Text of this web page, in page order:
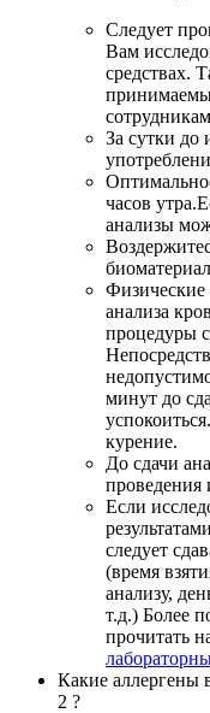
Следует
Вам
средствах.
За сутки до
часов
анализы
Физические
анализа
процедуры
минут до
курение.
До сдачи
проведения
Если
следует
(время
анализу,
т.д.) Более
прочитать
Какие
2 ?